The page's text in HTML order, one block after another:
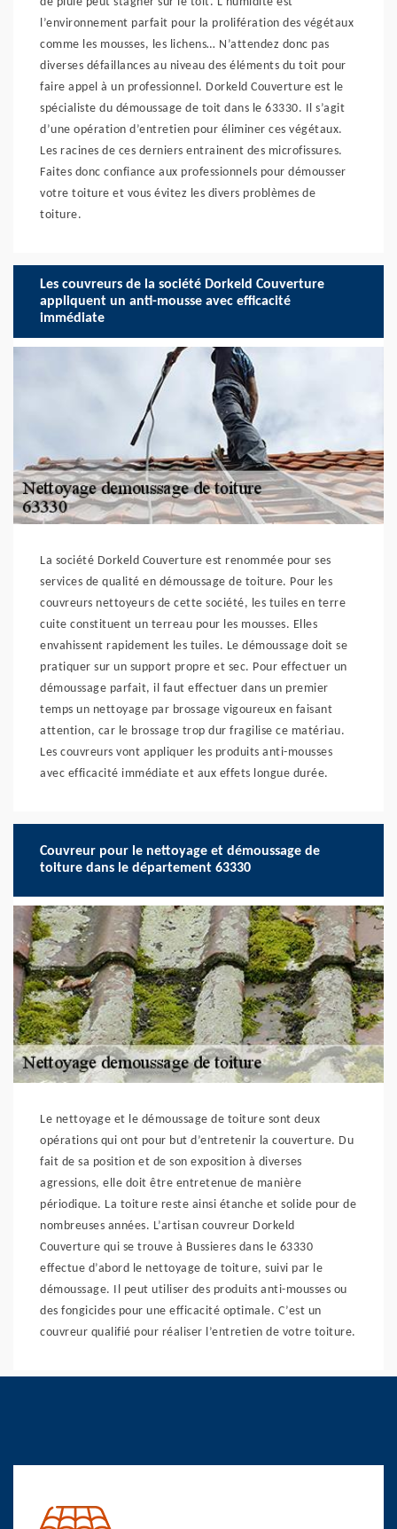
l’environnement parfait pour la prolifération des végétaux
comme les mousses, les lichens… N’attendez donc pas
diverses défaillances au niveau des éléments du toit pour
faire appel à un professionnel. Dorkeld Couverture est le
spécialiste du démoussage de toit dans le 63330. Il s’agit
d’une opération d’entretien pour éliminer ces végétaux.
Les racines de ces derniers entrainent des microfissures.
Faites donc confiance aux professionnels pour démousser
votre toiture et vous évitez les divers problèmes de
toiture.
Les couvreurs de la société Dorkeld Couverture
appliquent un anti-mousse avec efficacité
immédiate
La société Dorkeld Couverture est renommée pour ses
services de qualité en démoussage de toiture. Pour les
couvreurs nettoyeurs de cette société, les tuiles en terre
cuite constituent un terreau pour les mousses. Elles
envahissent rapidement les tuiles. Le démoussage doit se
pratiquer sur un support propre et sec. Pour effectuer un
démoussage parfait, il faut effectuer dans un premier
temps un nettoyage par brossage vigoureux en faisant
attention, car le brossage trop dur fragilise ce matériau.
Les couvreurs vont appliquer les produits anti-mousses
avec efficacité immédiate et aux effets longue durée.
Couvreur pour le nettoyage et démoussage de
toiture dans le département 63330
Le nettoyage et le démoussage de toiture sont deux
opérations qui ont pour but d’entretenir la couverture. Du
fait de sa position et de son exposition à diverses
agressions, elle doit être entretenue de manière
périodique. La toiture reste ainsi étanche et solide pour de
nombreuses années. L’artisan couvreur Dorkeld
Couverture qui se trouve à Bussieres dans le 63330
effectue d’abord le nettoyage de toiture, suivi par le
démoussage. Il peut utiliser des produits anti-mousses ou
des fongicides pour une efficacité optimale. C’est un
couvreur qualifié pour réaliser l’entretien de votre toiture.